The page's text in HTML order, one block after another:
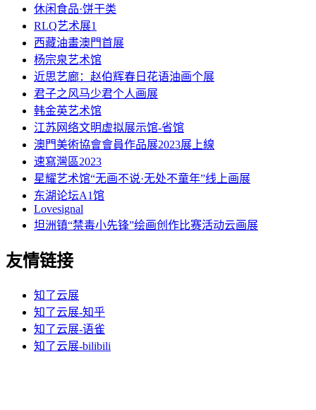
休闲食品·饼干类
RLQ艺术展1
西藏油畫澳門首展
杨宗泉艺术馆
近思艺廊：赵伯辉春日花语油画个展
君子之风马少君个人画展
韩金英艺术馆
江苏网络文明虚拟展示馆-省馆
澳門美術協會會員作品展2023展上線
速寫灣區2023
星耀艺术馆“无画不说·无处不童年”线上画展
东湖论坛A1馆
Lovesignal
坦洲镇“禁毒小先锋”绘画创作比赛活动云画展
友情链接
知了云展
知了云展-知乎
知了云展-语雀
知了云展-bilibili